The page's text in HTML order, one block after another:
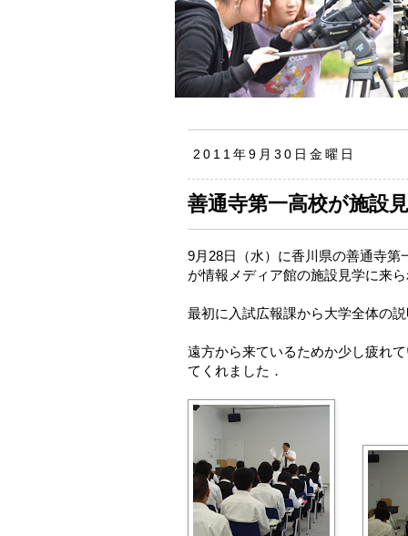
2011年9月30日金曜日
善通寺第一高校が施設
9月28日（水）に香川県の善通寺
が情報メディア館の施設見学に来
最初に入試広報課から大学全体の
遠方から来ているためか少し疲れ
てくれました．